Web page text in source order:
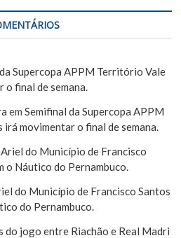
Supercopa APPM Território Vale
o final de semana.
emSemifinal da Supercopa APPM
movimentar o final de semana.
do Município de Francisco
o Náutico do Pernambuco.
do Município de Francisco Santos
do Pernambuco.
do jogo entre Riachão e Real Madri